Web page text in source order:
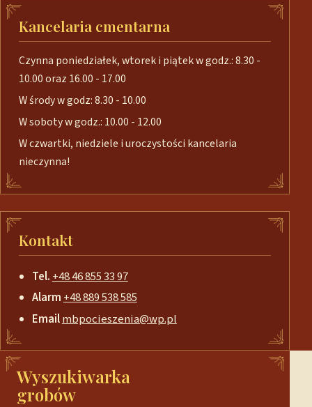
Kancelaria cmentarna
Czynna poniedziałek, wtorek i piątek w godz.: 8.30 -
10.00 oraz 16.00 - 17.00
W środy w godz: 8.30 - 10.00
W soboty w godz.: 10.00 - 12.00
W czwartki, niedziele i uroczystości kancelaria
nieczynna!
Kontakt
Tel. +48 46 855 33 97
Alarm+48 889 538 585
Emailmbpocieszenia@wp.pl
Wyszukiwarka
grobów